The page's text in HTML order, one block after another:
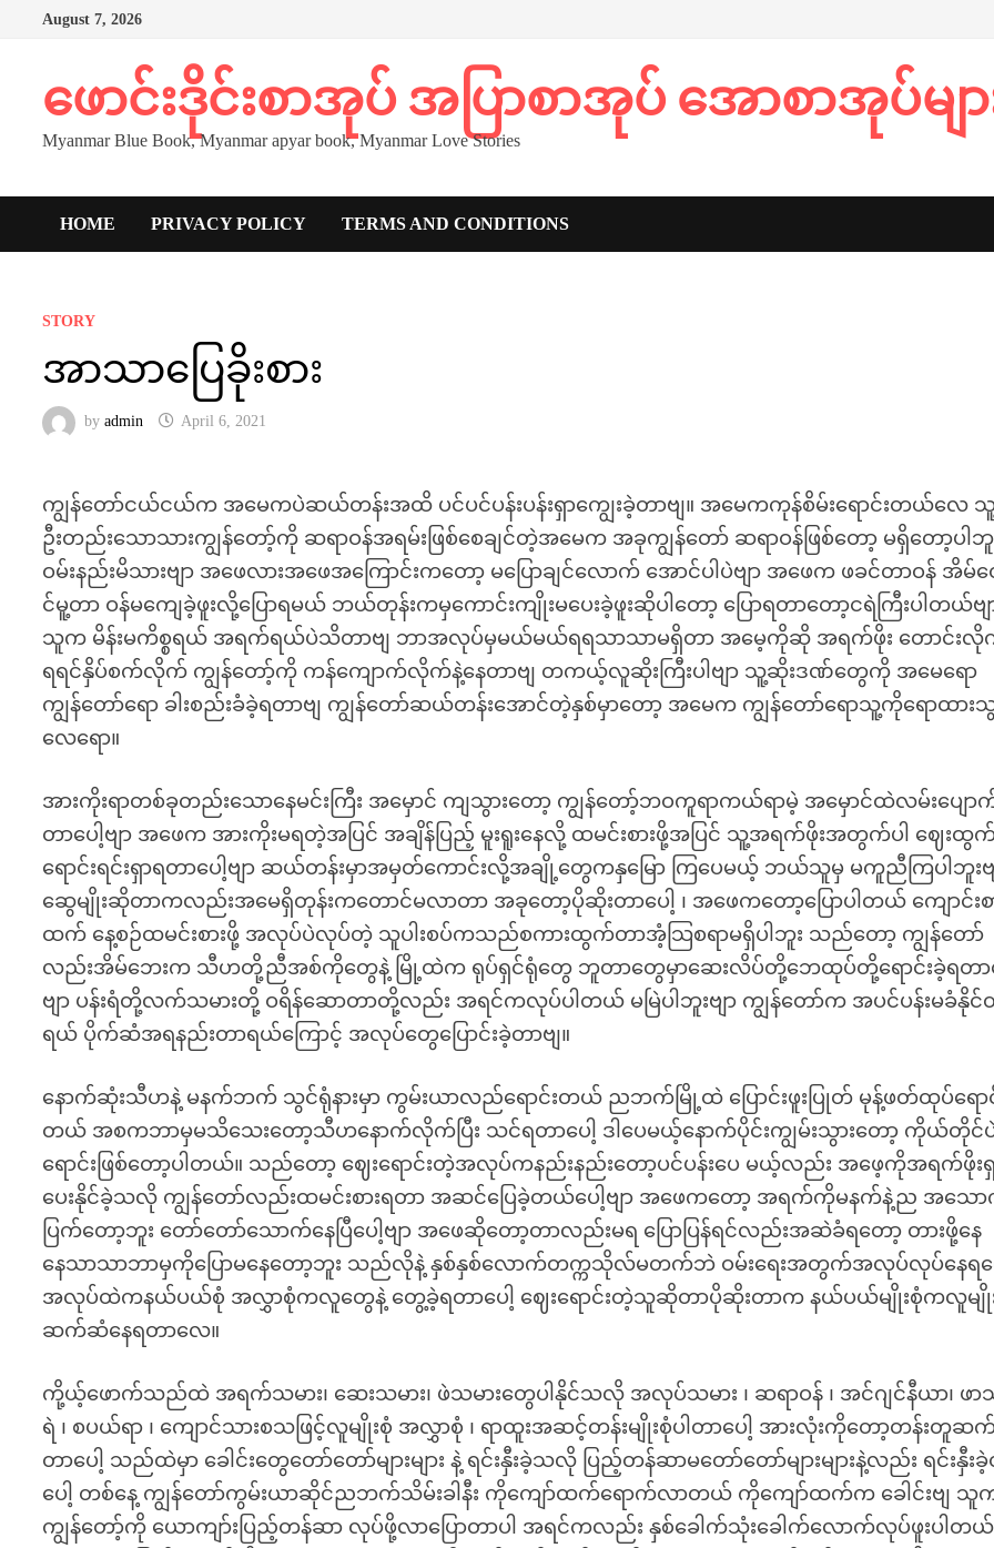
August 7, 2026
ဖောင်းဒိုင်းစာအုပ် အပြာစာအုပ် အောစာအုပ်မျာ
Myanmar Blue Book, Myanmar apyar book, Myanmar Love Stories
HOME PRIVACY POLICY TERMS AND CONDITIONS
STORY
အာသာပြေခိုးစား
byadmin April 6, 2021
ကျွန်တော်ငယ်ငယ်က အမေကပဲဆယ်တန်းအထိ ပင်ပင်ပန်းပန်းရှာကျွေးခဲ့တာဗျ။ အမေကကုန်စိမ်းရောင်းတယ်လေ
ဦးတည်းသောသားကျွန်တော့်ကို ဆရာဝန်အရမ်းဖြစ်စေချင်တဲ့အမေက အခုကျွန်တော် ဆရာဝန်ဖြစ်တော့ မရှိတော့ပါဘူ
ဝမ်းနည်းမိသားဗျာ အဖေလားအဖေအကြောင်းကတော့ မပြောချင်လောက် အောင်ပါပဲဗျာ အဖေက ဖခင်တာဝန် အိမ်
င်မူ့တာ ဝန်မကျေခဲ့ဖူးလို့ပြောရမယ် ဘယ်တုန်းကမှကောင်းကျိုးမပေးခဲ့ဖူးဆိုပါတော့ ပြောရတာတော့ငရဲကြီးပါတယ်ဗျ
သူက မိန်းမကိစ္စရယ် အရက်ရယ်ပဲသိတာဗျ ဘာအလုပ်မှမယ်မယ်ရရသာသာမရှိတာ အမေ့ကိုဆို အရက်ဖိုး တောင်းလို
ရရင်နှိပ်စက်လိုက် ကျွန်တော့်ကို ကန်ကျောက်လိုက်နဲ့နေတာဗျ တကယ့်လူဆိုးကြီးပါဗျာ သူ့ဆိုးဒဏ်တွေကို အမေရော
ကျွန်တော်ရော ခါးစည်းခံခဲ့ရတာဗျ ကျွန်တော်ဆယ်တန်းအောင်တဲ့နှစ်မှာတော့ အမေက ကျွန်တော်ရောသူ့ကိုရောထားသွာ
လေရော။
အားကိုးရာတစ်ခုတည်းသောနေမင်းကြီး အမှောင် ကျသွားတော့ ကျွန်တော့်ဘဝကူရာကယ်ရာမဲ့ အမှောင်ထဲလမ်းပျော
တာပေါ့ဗျာ အဖေက အားကိုးမရတဲ့အပြင် အချိန်ပြည့် မူးရူးနေလို့ ထမင်းစားဖို့အပြင် သူ့အရက်ဖိုးအတွက်ပါ ဈေးထွ
ရောင်းရင်းရှာရတာပေါ့ဗျာ ဆယ်တန်းမှာအမှတ်ကောင်းလို့အချို့တွေကနှမြော ကြပေမယ့် ဘယ်သူမှ မကူညီကြပါဘူးဗ
ဆွေမျိုးဆိုတာကလည်းအမေရှိတုန်းကတောင်မလာတာ အခုတော့ပိုဆိုးတာပေါ့ ၊ အဖေကတော့ပြောပါတယ် ကျောင်းစ
ထက် နေ့စဉ်ထမင်းစားဖို့ အလုပ်ပဲလုပ်တဲ့ သူပါးစပ်ကသည်စကားထွက်တာအံ့သြစရာမရှိပါဘူး သည်တော့ ကျွန်တော်
လည်းအိမ်ဘေးက သီဟတို့ညီအစ်ကိုတွေနဲ့ မြို့ထဲက ရုပ်ရှင်ရုံတွေ ဘူတာတွေမှာဆေးလိပ်တို့ဘေထုပ်တို့ရောင်းခဲ့ရတာပ
ဗျာ ပန်းရံတို့လက်သမားတို့ ဝရိန်ဆောတာတို့လည်း အရင်ကလုပ်ပါတယ် မမြဲပါဘူးဗျာ ကျွန်တော်က အပင်ပန်းမခံနိုင်
ရယ် ပိုက်ဆံအရနည်းတာရယ်ကြောင့် အလုပ်တွေပြောင်းခဲ့တာဗျ။
နောက်ဆုံးသီဟနဲ့ မနက်ဘက် သွင်ရုံနားမှာ ကွမ်းယာလည်ရောင်းတယ် ညဘက်မြို့ထဲ ပြောင်းဖူးပြုတ် မုန့်ဖတ်ထုပ်ရော
တယ် အစကဘာမှမသိသေးတော့သီဟနောက်လိုက်ပြီး သင်ရတာပေါ့ ဒါပေမယ့်နောက်ပိုင်းကျွမ်းသွားတော့ ကိုယ်တိုင်
ရောင်းဖြစ်တော့ပါတယ်။ သည်တော့ ဈေးရောင်းတဲ့အလုပ်ကနည်းနည်းတော့ပင်ပန်းပေ မယ့်လည်း အဖေ့ကိုအရက်ဖိုး
ပေးနိုင်ခဲ့သလို ကျွန်တော်လည်းထမင်းစားရတာ အဆင်ပြေခဲ့တယ်ပေါ့ဗျာ အဖေကတော့ အရက်ကိုမနက်နဲ့ည အသေ
ပြက်တော့ဘူး တော်တော်သောက်နေပြီပေါ့ဗျာ အဖေဆိုတော့တာလည်းမရ ပြောပြန်ရင်လည်းအဆဲခံရတော့ တားဖို့နေ
နေသာသာဘာမှကိုပြောမနေတော့ဘူး သည်လိုနဲ့ နှစ်နှစ်လောက်တက္ကသိုလ်မတက်ဘဲ ဝမ်းရေးအတွက်အလုပ်လုပ်နေရ
အလုပ်ထဲကနယ်ပယ်စုံ အလွှာစုံကလူတွေနဲ့ တွေ့ခဲ့ရတာပေါ့ ဈေးရောင်းတဲ့သူဆိုတာပိုဆိုးတာက နယ်ပယ်မျိုးစုံကလူမျို
ဆက်ဆံနေရတာလေ။
ကို့ယ့်ဖောက်သည်ထဲ အရက်သမား၊ ဆေးသမား၊ ဖဲသမားတွေပါနိုင်သလို အလုပ်သမား ၊ ဆရာဝန် ၊ အင်ဂျင်နီယာ၊ ဖ
ရဲ ၊ စပယ်ရာ ၊ ကျောင်သားစသဖြင့်လူမျိုးစုံ အလွှာစုံ ၊ ရာထူးအဆင့်တန်းမျိုးစုံပါတာပေါ့ အားလုံးကိုတော့တန်းတူ
တာပေါ့ သည်ထဲမှာ ခေါင်းတွေတော်တော်များများ နဲ့ ရင်းနှီးခဲ့သလို ပြည့်တန်ဆာမတော်တော်များများနဲ့လည်း ရင်းနှီး
ပေါ့ တစ်နေ့ ကျွန်တော်ကွမ်းယာဆိုင်ညဘက်သိမ်းခါနီး ကိုကျော်ထက်ရောက်လာတယ် ကိုကျော်ထက်က ခေါင်းဗျ သူ
ကျွန်တော့်ကို ယောကျာ်းပြည့်တန်ဆာ လုပ်ဖို့လာပြောတာပါ အရင်ကလည်း နှစ်ခေါက်သုံးခေါက်လောက်လုပ်ဖူးပါတယ်